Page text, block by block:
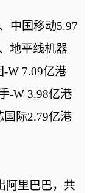
中国移动5.97
地平线机器
W 7.09亿港
-W 3.98亿港
国际2.79亿港
阿里巴巴，共